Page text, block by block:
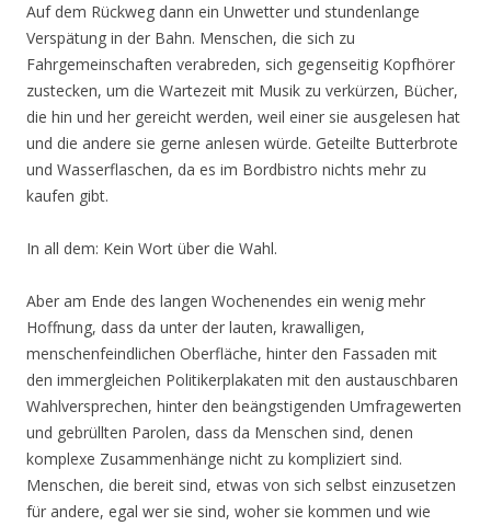
Auf dem Rückweg dann ein Unwetter und stundenlange
Verspätung in der Bahn. Menschen, die sich zu
Fahrgemeinschaften verabreden, sich gegenseitig Kopfhörer
zustecken, um die Wartezeit mit Musik zu verkürzen, Bücher,
die hin und her gereicht werden, weil einer sie ausgelesen hat
und die andere sie gerne anlesen würde. Geteilte Butterbrote
und Wasserflaschen, da es im Bordbistro nichts mehr zu
kaufen gibt.
In all dem: Kein Wort über die Wahl.
Aber am Ende des langen Wochenendes ein wenig mehr
Hoffnung, dass da unter der lauten, krawalligen,
menschenfeindlichen Oberfläche, hinter den Fassaden mit
den immergleichen Politikerplakaten mit den austauschbaren
Wahlversprechen, hinter den beängstigenden Umfragewerten
und gebrüllten Parolen, dass da Menschen sind, denen
komplexe Zusammenhänge nicht zu kompliziert sind.
Menschen, die bereit sind, etwas von sich selbst einzusetzen
für andere, egal wer sie sind, woher sie kommen und wie